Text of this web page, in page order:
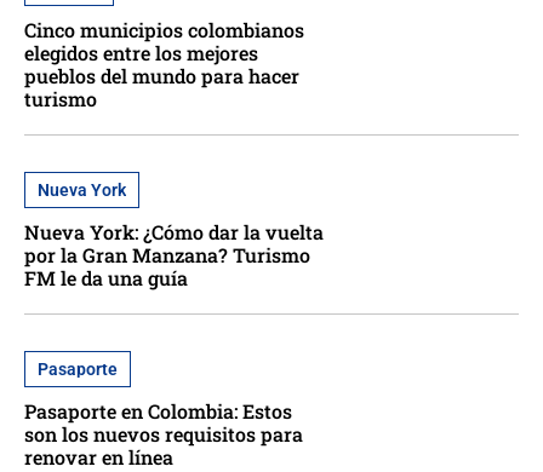
Cinco municipios colombianos
elegidos entre los mejores
pueblos del mundo para hacer
turismo
Nueva York
Nueva York: ¿Cómo dar la vuelta
por la Gran Manzana? Turismo
FM le da una guía
Pasaporte
Pasaporte en Colombia: Estos
son los nuevos requisitos para
renovar en línea